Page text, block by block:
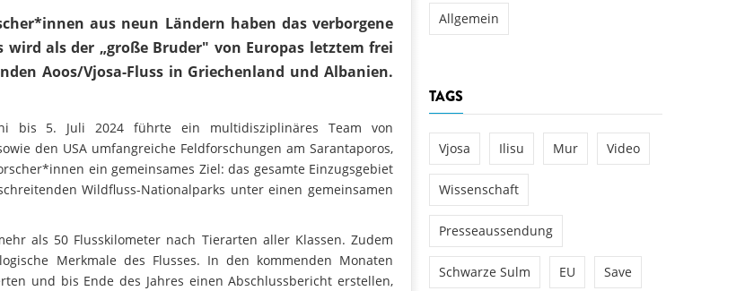
aus neun Ländern haben das verborgene
als der „große Bruder" von Europas letztem frei
Aoos/Vjosa-Fluss in Griechenland und Albanien.
bis 5. Juli 2024 führte ein multidisziplinäres Team von
den USA umfangreiche Feldforschungen am Sarantaporos,
ein gemeinsames Ziel: das gesamte Einzugsgebiet
Wildfluss-Nationalparks unter einen gemeinsamen
als 50 Flusskilometer nach Tierarten aller Klassen. Zudem
Merkmale des Flusses. In den kommenden Monaten
und bis Ende des Jahres einen Abschlussbericht erstellen,
Allgemein
TAGS
Vjosa Ilisu Mur Video
Wissenschaft
Presseaussendung
Schwarze Sulm EU Save